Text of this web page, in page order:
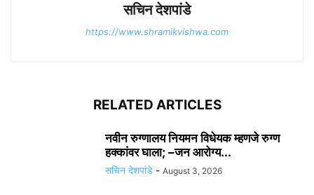
सचिन देशपांडे
https://www.shramikvishwa.com
RELATED ARTICLES
नवीन रुग्णालय नियमन विधेयक म्हणजे रुग्ण
हक्कांवर घाला; –जन आरोग्य...
सचिन देशपांडे - August 3, 2026